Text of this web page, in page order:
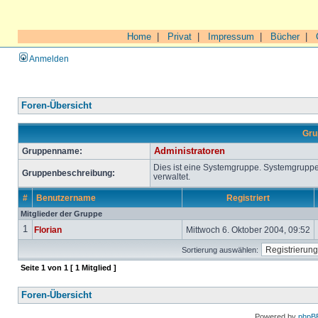
Home Privat Impressum Bücher|
Anmelden
Foren-Übersicht
Gruppenname:
Administratoren
Gruppenbeschreibung:
Dies ist eine Systemgruppe.
verwaltet.
# Benutzername Registriert
Mitglieder der Gruppe
1 Florian Mittwoch 6. Oktober 2004, 09:52
Sortierung auswählen:
Seite 1 von 1 [ 1 Mitglied ]
Foren-Übersicht